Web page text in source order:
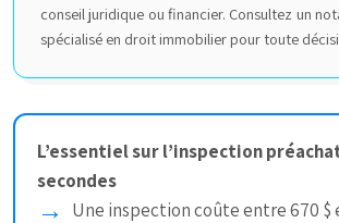
conseil juridique ou financier. Consultez un
spécialisé en droit immobilier pour toute
L’essentiel sur l’inspection
secondes
Une inspection coûte entre 670 $